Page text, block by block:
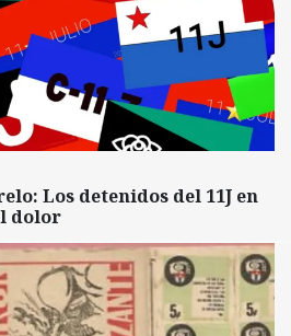
Los detenidos del 11J en
dolor